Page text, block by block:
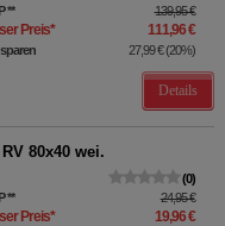
** 139,95 €
Preis* 111,96 €
27,99 €(20%)
Details
80x40 wei.
0
** 24,95 €
Preis* 19,96 €